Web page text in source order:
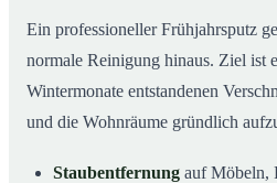
Ein professioneller Frühjahrsputz
normale Reinigung hinaus. Ziel ist
Wintermonate entstandenen
und die Wohnräume gründlich
Staubentfernung auf Möbeln,